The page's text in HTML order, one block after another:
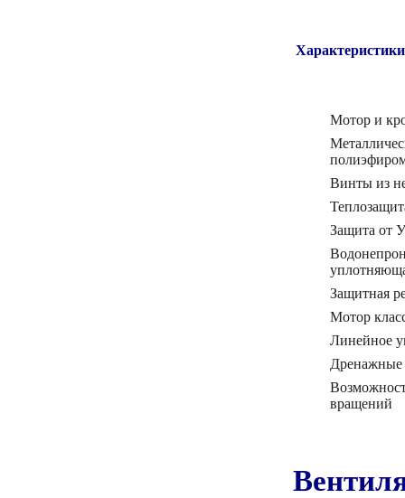
Мотор и
Винты из
Защита от
Защитная
Мотор
Линейное
Дренажные
вращений